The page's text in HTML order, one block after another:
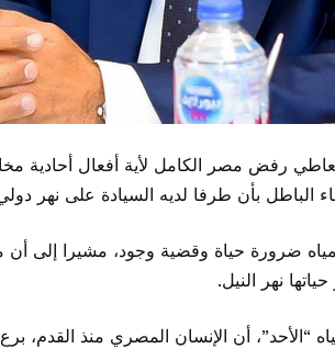
رفض مصر الكامل لأية أفعال أحادية
الباطل بأن طرفا لديه السيادة على نهر
ضرورة حياة وقضية وجود، مشيرا
نهر النيل.
“الأحد”، أن الإنسان المصري منذ القدم،